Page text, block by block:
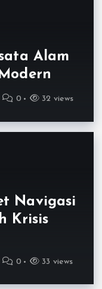
Alam
0 32 views
Navigasi
Krisis
0 33 views